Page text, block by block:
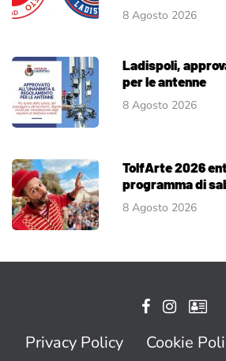
8 Agosto 2026
Ladispoli,
per le antenne
8 Agosto 2026
TolfArte 2026
programma di
8 Agosto 2026
Privacy Policy Cookie